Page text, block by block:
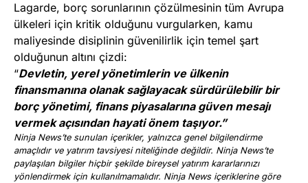
Lagarde, borç sorunlarının çözülmesinin tüm Avrupa
ülkeleri için kritik olduğunu vurgularken, kamu
maliyesinde disiplinin güvenilirlik için temel şart
olduğunun altını çizdi:
“Devletin, yerel yönetimlerin ve ülkenin
finansmanına olanak sağlayacak sürdürülebilir bir
borç yönetimi, finans piyasalarına güven mesajı
vermek açısından hayati önem taşıyor.”
Ninja News’te sunulan içerikler, yalnızca genel bilgilendirme
amaçlıdır ve yatırım tavsiyesi niteliğinde değildir. Ninja News’te
paylaşılan bilgiler hiçbir şekilde bireysel yatırım kararlarınızı
yönlendirmek için kullanılmamalıdır. Ninja News içeriklerine göre